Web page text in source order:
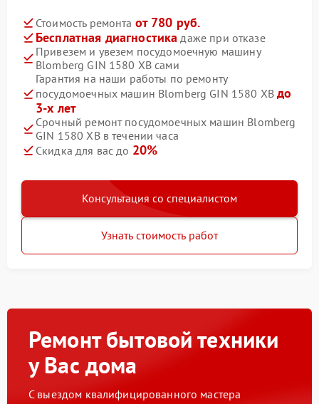
Стоимость ремонта от 780 руб.
Бесплатная диагностика даже при отказе
Привезем и увезем посудомоечную машину
Blomberg GIN 1580 XB сами
Гарантия на наши работы по ремонту
посудомоечных машин Blomberg GIN 1580 XBдо
3-х лет
Срочный ремонт посудомоечных машин Blomberg
GIN 1580 XB в течении часа
Скидка для вас до 20%
Консультация со специалистом
Узнать стоимость работ
Ремонт бытовой техники
у Вас дома
С выездом квалифицированного мастера